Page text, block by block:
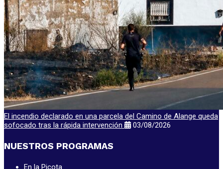
El incendio declarado en una parcela del Camino de Alange queda
sofocado tras la rápida intervención
03/08/2026
NUESTROS PROGRAMAS
En la Picota